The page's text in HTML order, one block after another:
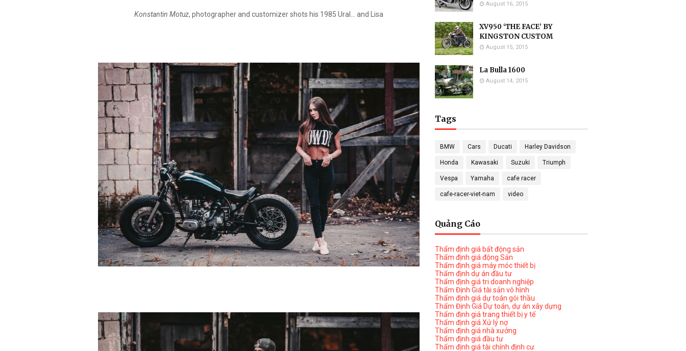
Konstantin Motuz, photographer and customizer shots his 1985 Ural... and Lisa
August 16, 2015
XV950 ‘THE FACE’ BY
KINGSTON CUSTOM
August 15, 2015
La Bulla 1600
August 14, 2015
Tags
BMW Cars Ducati Harley Davidson
Honda Kawasaki Suzuki Triumph
Vespa Yamaha cafe racer
cafe-racer-viet-nam video
Quảng Cáo
Thẩm định giá bất động sản
Thẩm định giá động Sản
Thẩm định giá máy móc thiết bị
Thẩm định dự án đầu tư
Thẩm định giá tri doanh nghiệp
Thẩm Định Giá tài sản vô hình
Thẩm định giá dự toán gói thầu
Thẩm Định Giá Dự toán, dự án xây dựng
Thẩm định giá trang thiết bị y tế
Thẩm định giá Xử lý nợ
Thẩm định giá nhà xưởng
Thẩm định giá đầu tư
Thẩm định giá tài chính định cư